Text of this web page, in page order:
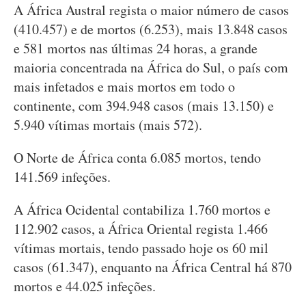
A África Austral regista o maior número de casos
(410.457) e de mortos (6.253), mais 13.848 casos
e 581 mortos nas últimas 24 horas, a grande
maioria concentrada na África do Sul, o país com
mais infetados e mais mortos em todo o
continente, com 394.948 casos (mais 13.150) e
5.940 vítimas mortais (mais 572).
O Norte de África conta 6.085 mortos, tendo
141.569 infeções.
A África Ocidental contabiliza 1.760 mortos e
112.902 casos, a África Oriental regista 1.466
vítimas mortais, tendo passado hoje os 60 mil
casos (61.347), enquanto na África Central há 870
mortos e 44.025 infeções.